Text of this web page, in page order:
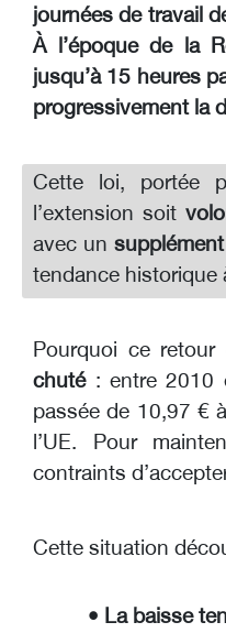
journées de travail
À l’époque de la
jusqu’à 15 heures
progressivement la
Cette loi, portée
l’extension soit
avec un
tendance historique
Pourquoi ce
chuté: entre 2010
passée de 10,97 €
l’UE. Pour
contraints
Cette situation
• La baisse